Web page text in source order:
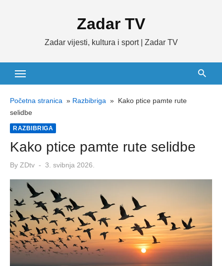
Zadar TV
Zadar vijesti, kultura i sport | Zadar TV
Početna stranica » Razbibriga » Kako ptice pamte rute
selidbe
RAZBIBRIGA
Kako ptice pamte rute selidbe
By ZDtv
Posted
3. svibnja 2026.